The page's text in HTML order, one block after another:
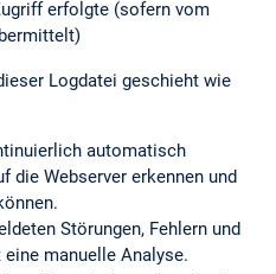
erfolgte (sofern vom
Logdatei geschieht wie
automatisch
die Webserver erkennen und
Störungen, Fehlern und
manuelle Analyse.